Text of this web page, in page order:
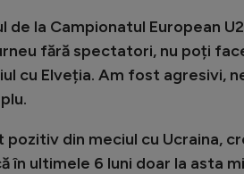
la Campionatul European
fără spectatori, nu poți
cu Elveția. Am fost agresivi,
din meciul cu Ucraina,
în ultimele 6 luni doar la asta